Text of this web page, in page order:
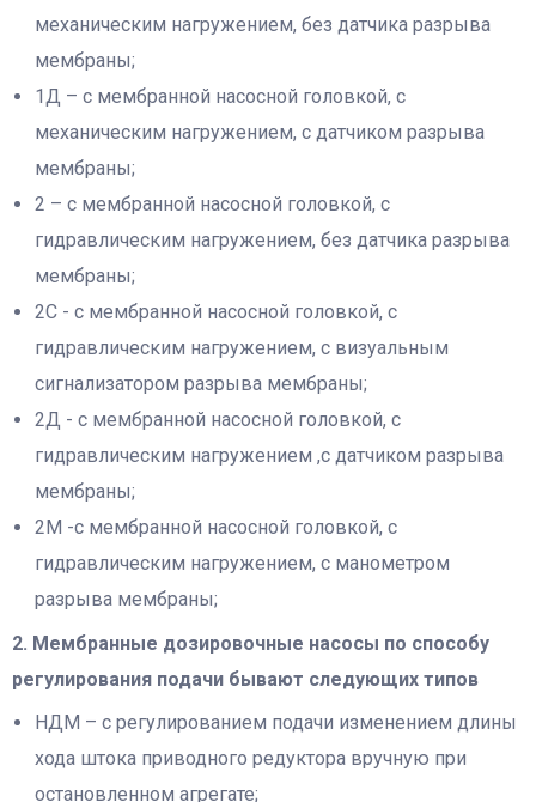
механическим нагружением, без датчика разрыва
мембраны;
1Д – с мембранной насосной головкой, с
механическим нагружением, с датчиком разрыва
мембраны;
2 – с мембранной насосной головкой, с
гидравлическим нагружением, без датчика разрыва
мембраны;
2С - с мембранной насосной головкой, с
гидравлическим нагружением, с визуальным
сигнализатором разрыва мембраны;
2Д - с мембранной насосной головкой, с
гидравлическим нагружением ,с датчиком разрыва
мембраны;
2М -с мембранной насосной головкой, с
гидравлическим нагружением, с манометром
разрыва мембраны;
2. Мембранные дозировочные насосы по способу
регулирования подачи бывают следующих типов
НДМ – с регулированием подачи изменением длины
хода штока приводного редуктора вручную при
остановленном агрегате;